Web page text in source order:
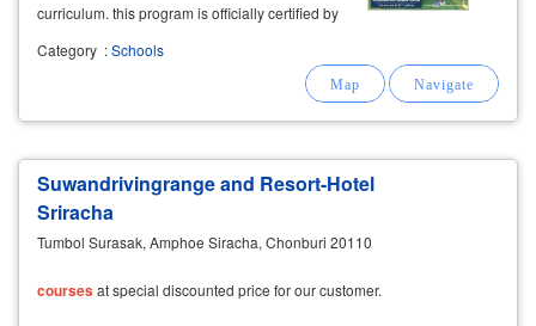
curriculum. this program is officially certified by
the ministry of education for its high
instructional standards and is divided into two
Category :Schools
Suwandrivingrange and Resort-Hotel
Sriracha
Tumbol Surasak, Amphoe Siracha, Chonburi 20110
coursesat special discounted price for our customer.